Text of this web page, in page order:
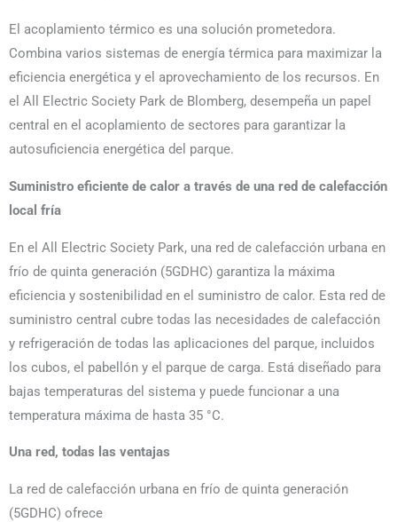
El acoplamiento térmico es una solución prometedora.
Combina varios sistemas de energía térmica para maximizar la
eficiencia energética y el aprovechamiento de los recursos. En
el All Electric Society Park de Blomberg, desempeña un papel
central en el acoplamiento de sectores para garantizar la
autosuficiencia energética del parque.
Suministro eficiente de calor a través de una red de calefacción
local fría
En el All Electric Society Park, una red de calefacción urbana en
frío de quinta generación (5GDHC) garantiza la máxima
eficiencia y sostenibilidad en el suministro de calor. Esta red de
suministro central cubre todas las necesidades de calefacción
y refrigeración de todas las aplicaciones del parque, incluidos
los cubos, el pabellón y el parque de carga. Está diseñado para
bajas temperaturas del sistema y puede funcionar a una
temperatura máxima de hasta 35 °C.
Una red, todas las ventajas
La red de calefacción urbana en frío de quinta generación
(5GDHC) ofrece